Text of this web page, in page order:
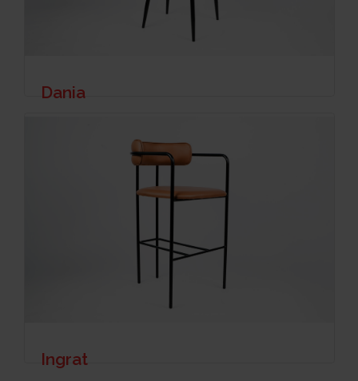
Dania
Ingrat